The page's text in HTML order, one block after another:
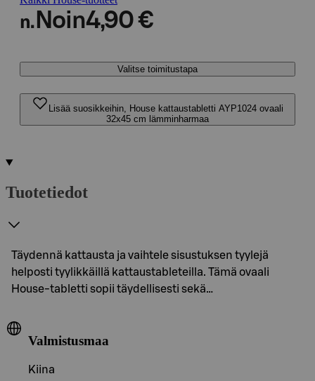
n. Noin4,90 €
Valitse toimitustapa
Lisää suosikkeihin, House kattaustabletti AYP1024 ovaali
32x45 cm lämminharmaa
Tuotetiedot
Täydennä kattausta ja vaihtele sisustuksen tyylejä
helposti tyylikkäillä kattaustableteilla. Tämä ovaali
House-tabletti sopii täydellisesti sekä…
Valmistusmaa
Kiina